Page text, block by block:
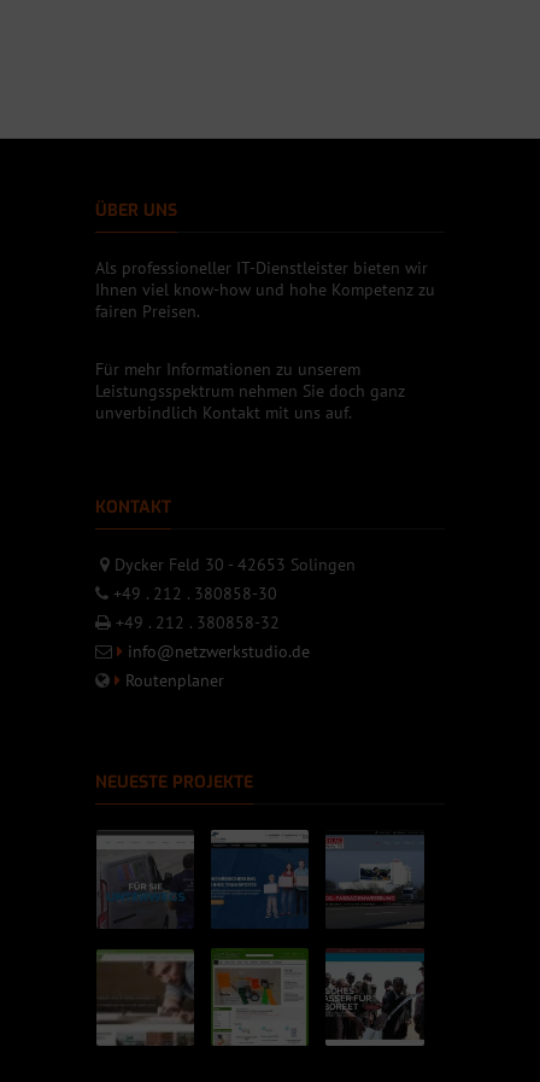
ÜBER UNS
Als professioneller IT-Dienstleister bieten wir
Ihnen viel know-how und hohe Kompetenz zu
fairen Preisen.
Für mehr Informationen zu unserem
Leistungsspektrum nehmen Sie doch ganz
unverbindlich Kontakt mit uns auf.
KONTAKT
Dycker Feld 30 - 42653 Solingen
+49 . 212 . 380858-30
+49 . 212 . 380858-32
info@netzwerkstudio.de
Routenplaner
NEUESTE PROJEKTE